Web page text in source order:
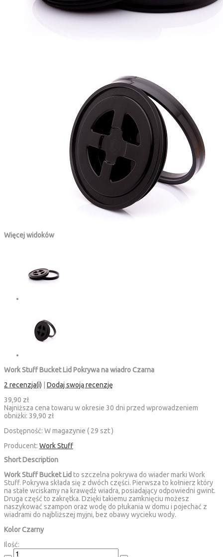
Więcej widoków
Work Stuff Bucket Lid Pokrywa na wiadro Czarna
2 recenzja(i)
Dodaj swoją recenzję
39,90 zł
Najniższa cena towaru w okresie 30 dni przed wprowadzeniem
obniżki: 39,90 zł
Dostępność: W magazynie ( 29 szt )
Producent: Work Stuff
Short Description
Work Stuff Bucket Lid to szczelna pokrywa do wiader marki Work
Stuff. Pokrywa składa się z dwóch części. Pierwsza to kołnierz który
na stałe wciskamy na krawędź wiadra, posiadający odpowiedni gwint.
Druga część to zakrętka. Dzięki takiemu zamknięciu możesz
naszykować szampon oraz wodę do płukania w domu i pojechać z
wiadrami do najbliższej myjni, bez obawy wycieku wody.
Kolor Czarny
Ilość: